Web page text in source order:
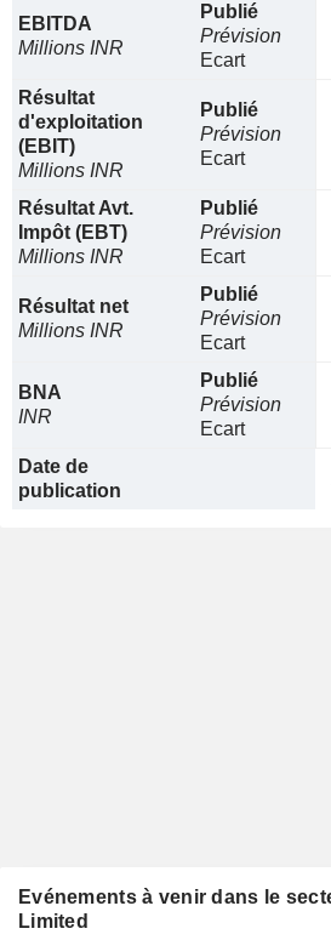
EBITDA
Millions INR
Publié
Prévision
Ecart
Résultat
d'exploitation
(EBIT)
Millions INR
Publié
Prévision
Ecart
Résultat Avt.
Impôt (EBT)
Millions INR
Publié
Prévision
Ecart
Résultat net
Millions INR
Publié
Prévision
Ecart
BNA
INR
Publié
Prévision
Ecart
Date de
publication
Evénements à venir dans le
Limited